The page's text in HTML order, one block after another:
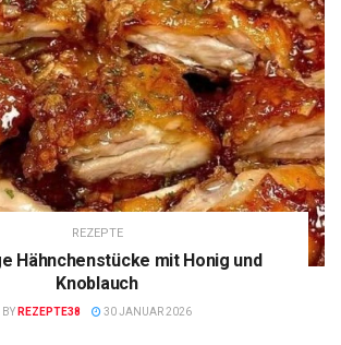
REZEPTE
Hähnchenstücke mit Honig und
Knoblauch
BY REZEPTE38 30 JANUAR 2026